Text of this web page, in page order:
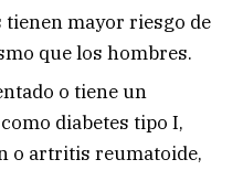
tienen mayor riesgo de
que los hombres.
o tiene un
diabetes tipo I,
o artritis reumatoide,